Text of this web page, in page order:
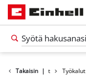
Takaisin |
Tuotteet Työkalut